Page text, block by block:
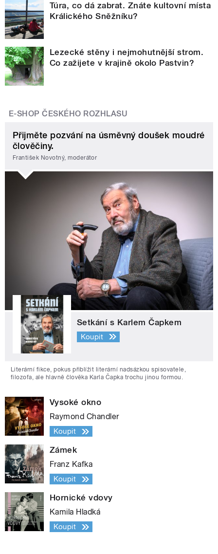
Túra, co dá zabrat. Znáte kultovní místa
Králického Sněžníku?
Lezecké stěny i nejmohutnější strom.
Co zažijete v krajině okolo Pastvin?
E-SHOP ČESKÉHO ROZHLASU
Přijměte pozvání na úsměvný doušek moudré
člověčiny.
František Novotný, moderátor
Setkání s Karlem Čapkem
Koupit
Literární fikce, pokus přiblížit literární nadsázkou spisovatele,
filozofa, ale hlavně člověka Karla Čapka trochu jinou formou.
Vysoké okno
Raymond Chandler
Koupit
Zámek
Franz Kafka
Koupit
Hornické vdovy
Kamila Hladká
Koupit